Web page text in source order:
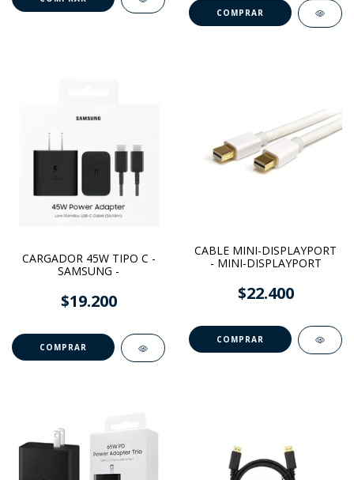
CARGADOR 45W TIPO C -
SAMSUNG -
$19.200
CABLE MINI-DISPLAYPORT
- MINI-DISPLAYPORT
$22.400